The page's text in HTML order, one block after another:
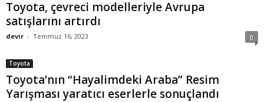
Toyota, çevreci modelleriyle Avrupa
satışlarını artırdı
devir - Temmuz 16, 2023 0
Toyota
Toyota’nın “Hayalimdeki Araba” Resim
Yarışması yaratıcı eserlerle sonuçlandı